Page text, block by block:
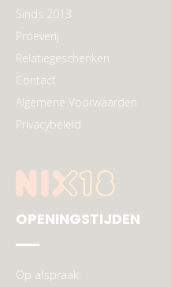
Sinds 2013
Proeverij
Relatiegeschenken
Contact
Algemene Voorwaarden
Privacybeleid
OPENINGSTIJDEN
Op afspraak: